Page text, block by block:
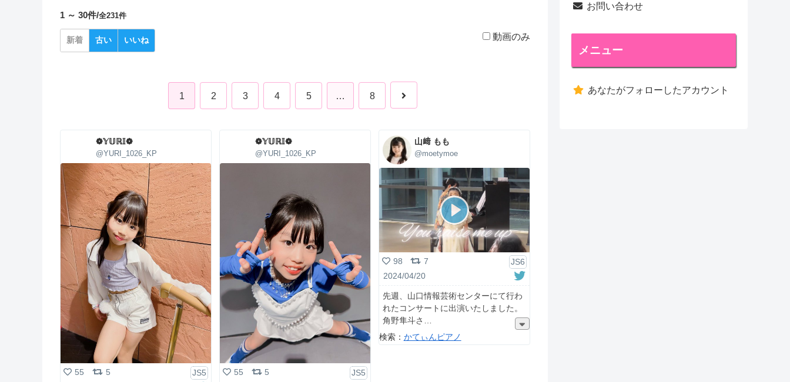
1 ～ 30件/全231件
新着 古い いいね 動画のみ
1 2 3 4 5 … 8
❁𝕐𝕌ℝ𝕀❁
@YURI_1026_KP
55 5
JS5
❁𝕐𝕌ℝ𝕀❁
@YURI_1026_KP
55 5
JS5
山﨑 もも
@moetymoe
98 7
JS6
2024/04/20
先週、山口情報芸術センターにて行わ
れたコンサートに出演いたしました。
角野隼斗さ
検索： かてぃんピアノ
お問い合わせ
メニュー
あなたがフォローしたアカウント